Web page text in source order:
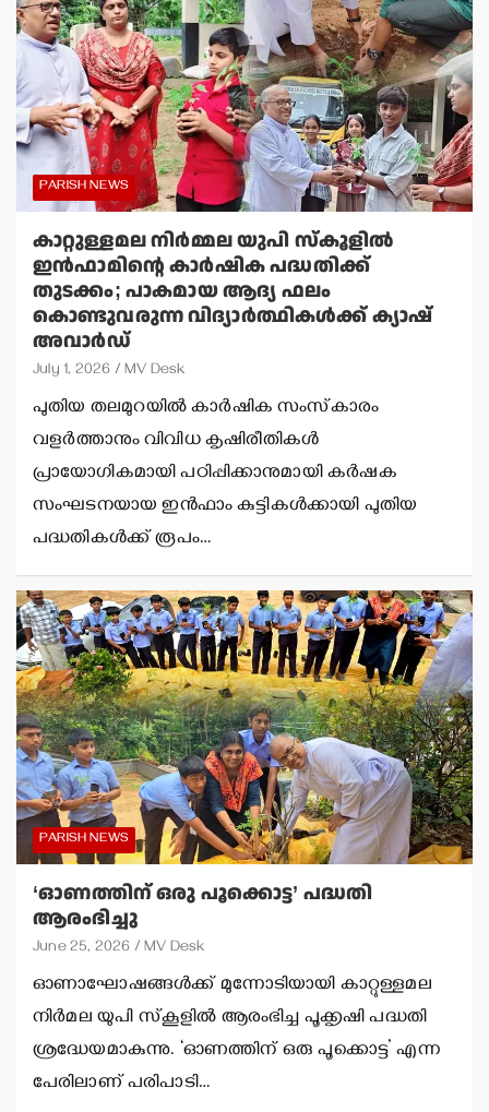
PARISH NEWS
കാറ്റുള്ളമല നിര്‍മ്മല യുപി സ്‌കൂളില്‍
ഇന്‍ഫാമിന്റെ കാര്‍ഷിക പദ്ധതിക്ക്
തുടക്കം; പാകമായ ആദ്യ ഫലം
കൊണ്ടുവരുന്ന വിദ്യാര്‍ത്ഥികള്‍ക്ക് ക്യാഷ്
അവാര്‍ഡ്
July 1, 2026 MV Desk
പുതിയ തലമുറയില്‍ കാര്‍ഷിക സംസ്‌കാരം
വളര്‍ത്താനും വിവിധ കൃഷിരീതികള്‍
പ്രായോഗികമായി പഠിപ്പിക്കാനുമായി കര്‍ഷക
സംഘടനയായ ഇന്‍ഫാം കുട്ടികള്‍ക്കായി പുതിയ
പദ്ധതികള്‍ക്ക് രൂപം…
PARISH NEWS
‘ഓണത്തിന് ഒരു പൂക്കൊട്ട’ പദ്ധതി
ആരംഭിച്ചു
June 25, 2026 MV Desk
ഓണാഘോഷങ്ങള്‍ക്ക് മുന്നോടിയായി കാറ്റുള്ളമല
നിര്‍മല യുപി സ്‌കൂളില്‍ ആരംഭിച്ച പൂക്കൃഷി പദ്ധതി
ശ്രദ്ധേയമാകുന്നു. ‘ഓണത്തിന് ഒരു പൂക്കൊട്ട’ എന്ന
പേരിലാണ് പരിപാടി…